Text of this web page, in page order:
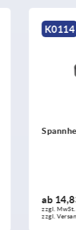
K0129
ab
zzgl. MwSt.
zzgl.